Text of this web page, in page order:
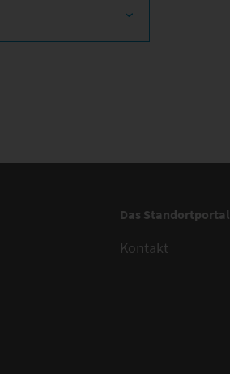
Das Standortportal
Kontakt